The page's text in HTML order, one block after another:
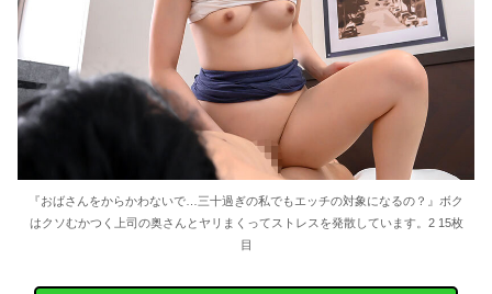
『おばさんをからかわないで…三十過ぎの私でもエッチの対象になるの？』ボク
はクソむかつく上司の奥さんとヤリまくってストレスを発散しています。2 15枚
目